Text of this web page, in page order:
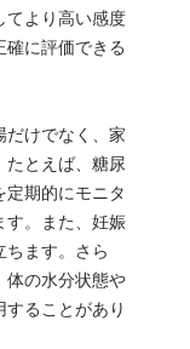
てより高い感度
確に評価できる
だけでなく、家
たとえば、糖尿
期的にモニタ
す。また、妊娠
ちます。さら
体の水分状態や
ることがあり